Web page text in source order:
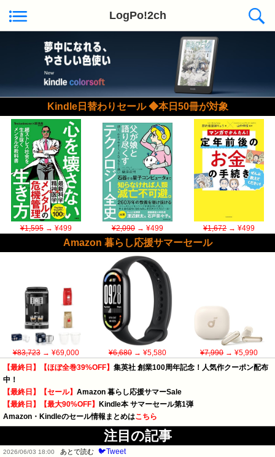
LogPo!2ch
Kindle日替わりセール ◆本日50冊が対象
¥1,595→ ¥499 ¥2,090→ ¥499 ¥1,672→ ¥499
Amazon 暮らし応援サマーセール
¥83,723→ ¥69,000 ¥6,680→ ¥5,580 ¥7,990→ ¥5,990
【最終日】【ほぼ全巻39%OFF】 集英社 創業100周年記念！人気作クーポン配布
中！
【最終日】【セール】 Amazon 暮らし応援サマーSale
【最終日】【最大90%OFF】
Kindle本 サマーセール第1弾
Amazon・Kindleのセール情報まとめはこちら
注目の記事
2026/06/03 18:00 あとで読む 🐦Tweet